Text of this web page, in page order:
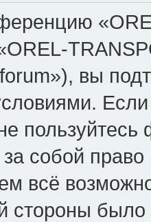
вы
собой
всё
стороны